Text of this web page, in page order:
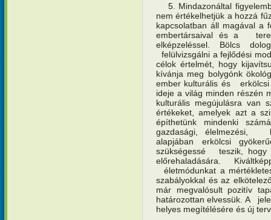
5. Mindazonáltal
nem értékelhetjük a hozzá
kapcsolatban áll magával a
embertársaival és a
elképzeléssel. Bölcs
felülvizsgálni a fejlődési
célok értelmét, hogy
kívánja meg bolygónk
ember kulturális és erkölcsi
ideje a világ minden részén
kulturális megújulásra van
értékeket, amelyek azt a
építhetünk mindenki
gazdasági, élelmezési,
alapjában erkölcsi
szükségessé teszik, hogy
előrehaladására.
életmódunkat a
szabályokkal és az
már megvalósult pozitív
határozottan elvessük. A
helyes megítélésére és új